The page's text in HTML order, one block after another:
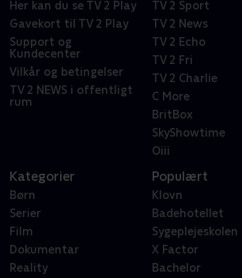
Her kan du se TV 2 Play
Gavekort til TV 2 Play
Support og
Kundecenter
Vilkår og betingelser
TV 2 NEWS i offentligt
rum
TV 2 Sport
TV 2 News
TV 2 Echo
TV 2 Fri
TV 2 Charlie
C More
BritBox
SkyShowtime
Oiii
Kategorier
Børn
Serier
Film
Dokumentar
Reality
Populært
Klovn
Badehotellet
Sygeplejeskolen
X Factor
Bachelor